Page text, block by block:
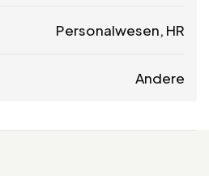
Personalwesen, HR
Andere